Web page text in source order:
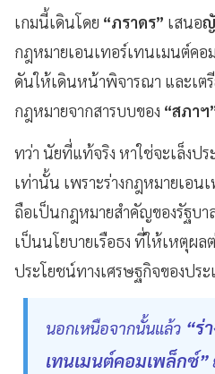
เกมนี้เดินโดย “ภราดร” เสนอ
กฎหมายเอนเทอร์เทนเมนต์ค
ดันให้เดินหน้าพิจารณา และเต
กฎหมายจากสารบบของ “สภาฯ
ทว่า นัยที่แท้จริง หาใช่จะเล็งปร
เท่านั้น เพราะร่างกฎหมายเอ
ถือเป็นกฎหมายสำคัญของรัฐบา
เป็นนโยบายเรือธง ที่ให้เหตุผ
ประโยชน์ทางเศรษฐกิจของประ
นอกเหนือจากนั้นแล้ว “ร่
เทนเมนต์คอมเพล็กซ์”